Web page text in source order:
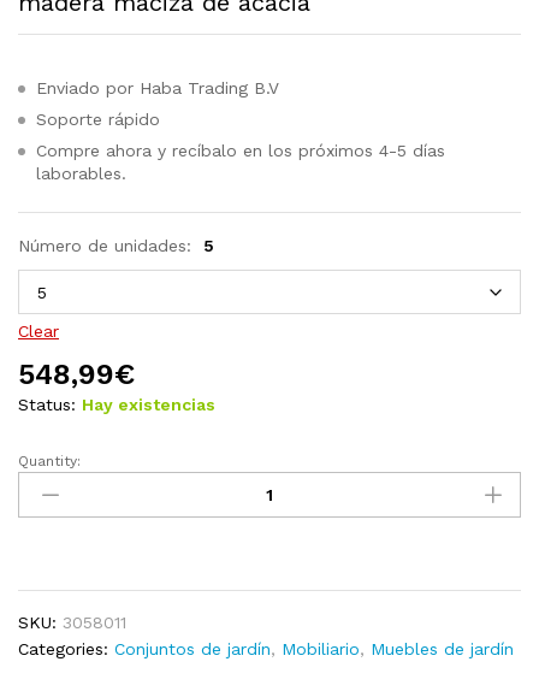
Enviado por Haba Trading B.V
Soporte rápido
Compre ahora y recíbalo en los próximos 4-5 días
laborables.
Número de unidades: 5
Clear
548,99€
Status: Hay existencias
Juego
comedor
piezas
madera
Quantity:
SKU: 3058011
Categories: Conjuntos de jardín, Mobiliario, Muebles de jardín